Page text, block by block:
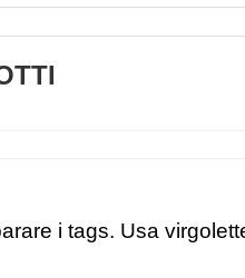
i tags. Usa